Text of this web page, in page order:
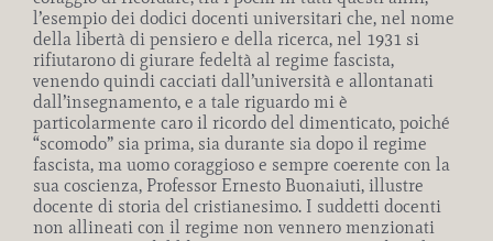
l’esempio dei dodici docenti universitari che, nel nome
della libertà di pensiero e della ricerca, nel 1931 si
rifiutarono di giurare fedeltà al regime fascista,
venendo quindi cacciati dall’università e allontanati
dall’insegnamento, e a tale riguardo mi è
particolarmente caro il ricordo del dimenticato, poiché
“scomodo” sia prima, sia durante sia dopo il regime
fascista, ma uomo coraggioso e sempre coerente con la
sua coscienza, Professor Ernesto Buonaiuti, illustre
docente di storia del cristianesimo. I suddetti docenti
non allineati con il regime non vennero menzionati